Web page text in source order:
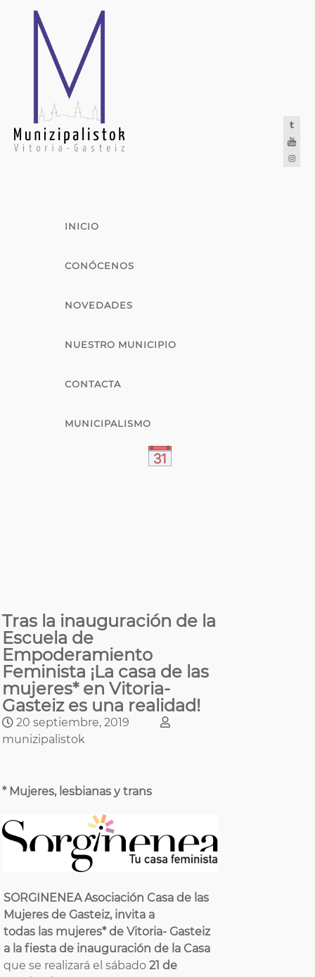
INICIO
CONÓCENOS
NOVEDADES
NUESTRO MUNICIPIO
CONTACTA
MUNICIPALISMO
Tras la inauguración de la
Escuela de
Empoderamiento
Feminista ¡La casa de las
mujeres* en Vitoria-
Gasteiz es una realidad!
20 septiembre, 2019
munizipalistok
* Mujeres, lesbianas y trans
SORGINENEA Asociación Casa de las
Mujeres de Gasteiz, invita a
todas las mujeres* de Vitoria- Gasteiz
a la fiesta de inauguración de la Casa
que se realizará el sábado21 de